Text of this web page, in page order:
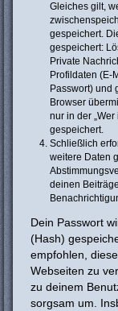
Gleiches gilt,
gespeichert.
gespeichert:
Private
Profildaten (E-
Passwort) und
Browser
nur in der
gespeichert.
Schließlich
weitere Daten
deinen
Dein Passwort
(Hash)
empfohlen,
Webseiten zu
zu deinem
sorgsam um.